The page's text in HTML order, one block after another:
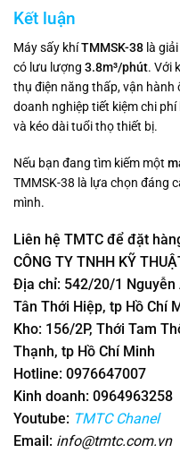
Kết luận
Máy sấy khíTMMSK-38 là
có lưu lượng 3.8m³/phút. Với
thụ điện năng thấp, vận hành
doanh nghiệp tiết kiệm chi
và kéo dài tuổi thọ thiết bị.
Nếu bạn đang tìm kiếm một
TMMSK-38 là lựa chọn đáng
mình.
Liên hệ TMTC để đặt
CÔNG TY TNHH KỸ
Địa chỉ: 542/20/1 Nguyễn
Tân Thới Hiệp, tp Hồ Chí
Kho: 156/2P, Thới Tam
Thạnh, tp Hồ Chí Minh
Hotline: 0976647007
Kinh doanh: 0964963258
Youtube: TMTC Chanel
Email: info@tmtc.com.vn